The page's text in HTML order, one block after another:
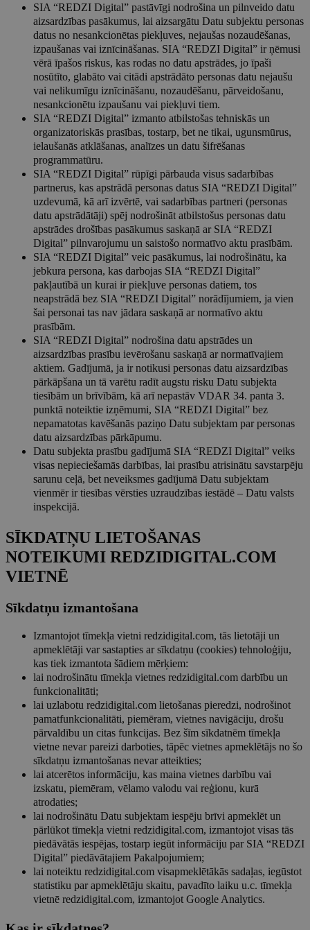
SIA “REDZI Digital” pastāvīgi nodrošina un pilnveido datu
aizsardzības pasākumus, lai aizsargātu Datu subjektu personas
datus no nesankcionētas piekļuves, nejaušas nozaudēšanas,
izpaušanas vai iznīcināšanas. SIA “REDZI Digital” ir ņēmusi
vērā īpašos riskus, kas rodas no datu apstrādes, jo īpaši
nosūtīto, glabāto vai citādi apstrādāto personas datu nejaušu
vai nelikumīgu iznīcināšanu, nozaudēšanu, pārveidošanu,
nesankcionētu izpaušanu vai piekļuvi tiem.
SIA “REDZI Digital” izmanto atbilstošas tehniskās un
organizatoriskās prasības, tostarp, bet ne tikai, ugunsmūrus,
ielaušanās atklāšanas, analīzes un datu šifrēšanas
programmatūru.
SIA “REDZI Digital” rūpīgi pārbauda visus sadarbības
partnerus, kas apstrādā personas datus SIA “REDZI Digital”
uzdevumā, kā arī izvērtē, vai sadarbības partneri (personas
datu apstrādātāji) spēj nodrošināt atbilstošus personas datu
apstrādes drošības pasākumus saskaņā ar SIA “REDZI
Digital” pilnvarojumu un saistošo normatīvo aktu prasībām.
SIA “REDZI Digital” veic pasākumus, lai nodrošinātu, ka
jebkura persona, kas darbojas SIA “REDZI Digital”
pakļautībā un kurai ir piekļuve personas datiem, tos
neapstrādā bez SIA “REDZI Digital” norādījumiem, ja vien
šai personai tas nav jādara saskaņā ar normatīvo aktu
prasībām.
SIA “REDZI Digital” nodrošina datu apstrādes un
aizsardzības prasību ievērošanu saskaņā ar normatīvajiem
aktiem. Gadījumā, ja ir notikusi personas datu aizsardzības
pārkāpšana un tā varētu radīt augstu risku Datu subjekta
tiesībām un brīvībām, kā arī nepastāv VDAR 34. panta 3.
punktā noteiktie izņēmumi, SIA “REDZI Digital” bez
nepamatotas kavēšanās paziņo Datu subjektam par personas
datu aizsardzības pārkāpumu.
Datu subjekta prasību gadījumā SIA “REDZI Digital” veiks
visas nepieciešamās darbības, lai prasību atrisinātu savstarpēju
sarunu ceļā, bet neveiksmes gadījumā Datu subjektam
vienmēr ir tiesības vērsties uzraudzības iestādē – Datu valsts
inspekcijā.
SĪKDATŅU LIETOŠANAS
NOTEIKUMI REDZIDIGITAL.COM
VIETNĒ
Sīkdatņu izmantošana
Izmantojot tīmekļa vietni redzidigital.com, tās lietotāji un
apmeklētāji var sastapties ar sīkdatņu (cookies) tehnoloģiju,
kas tiek izmantota šādiem mērķiem:
lai nodrošinātu tīmekļa vietnes redzidigital.com darbību un
funkcionalitāti;
lai uzlabotu redzidigital.com lietošanas pieredzi, nodrošinot
pamatfunkcionalitāti, piemēram, vietnes navigāciju, drošu
pārvaldību un citas funkcijas. Bez šīm sīkdatnēm tīmekļa
vietne nevar pareizi darboties, tāpēc vietnes apmeklētājs no šo
sīkdatņu izmantošanas nevar atteikties;
lai atcerētos informāciju, kas maina vietnes darbību vai
izskatu, piemēram, vēlamo valodu vai reģionu, kurā
atrodaties;
lai nodrošinātu Datu subjektam iespēju brīvi apmeklēt un
pārlūkot tīmekļa vietni redzidigital.com, izmantojot visas tās
piedāvātās iespējas, tostarp iegūt informāciju par SIA “REDZI
Digital” piedāvātajiem Pakalpojumiem;
lai noteiktu redzidigital.com visapmeklētākās sadaļas, iegūstot
statistiku par apmeklētāju skaitu, pavadīto laiku u.c. tīmekļa
vietnē redzidigital.com, izmantojot Google Analytics.